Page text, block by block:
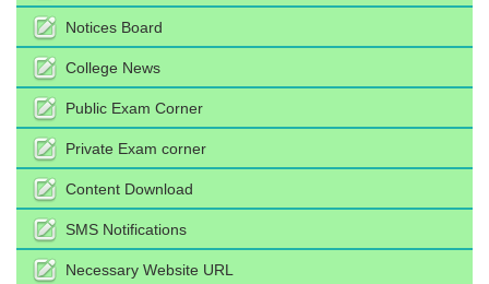
Notices Board
College News
Public Exam Corner
Private Exam corner
Content Download
SMS Notifications
Necessary Website URL